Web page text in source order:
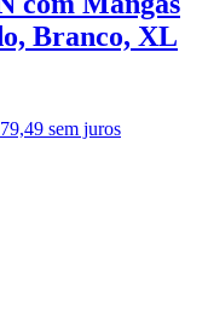
Branco, XL
sem juros